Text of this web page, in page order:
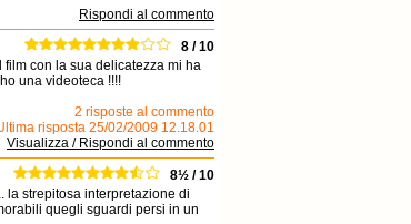
Rispondi al commento
8 / 10
film con la sua delicatezza mi ha
una videoteca !!!!
2 risposte al commento
risposta 25/02/2009 12.18.01
Visualizza / Rispondi al commento
8½ / 10
la strepitosa interpretazione di
quegli sguardi persi in un